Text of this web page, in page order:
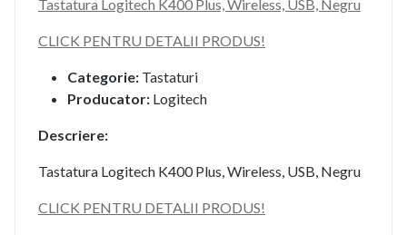
Tastatura Logitech K400 Plus, Wireless, USB, Negru
CLICK PENTRU DETALII PRODUS!
Categorie: Tastaturi
Producator: Logitech
Descriere:
Tastatura Logitech K400 Plus, Wireless, USB, Negru
CLICK PENTRU DETALII PRODUS!